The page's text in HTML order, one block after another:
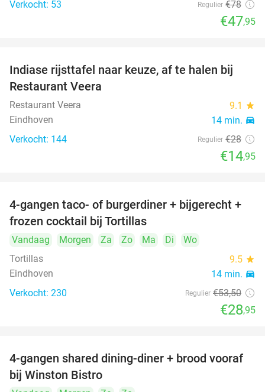
Verkocht: 53 Regulier €78
€47,95
47%
Indiase rijsttafel naar keuze, af te halen bij
Restaurant Veera
Restaurant Veera 9.1 star
Eindhoven 14 min. directions_car
Verkocht: 144 Regulier €28
€14,95
46%
4-gangen taco- of burgerdiner + bijgerecht +
frozen cocktail bij Tortillas
Vandaag Morgen Za Zo Ma Di
Wo
Tortillas
9.5 star
Eindhoven 14 min. directions_car
Verkocht: 230 Regulier €53,50
€28,95
32%
4-gangen shared dining-diner + brood vooraf
bij Winston Bistro